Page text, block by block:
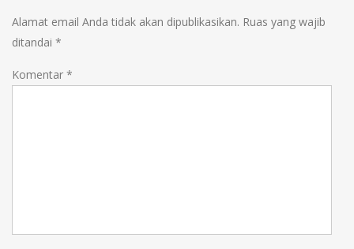
Alamat email Anda tidak akan dipublikasikan. Ruas yang wajib
ditandai *
Komentar *